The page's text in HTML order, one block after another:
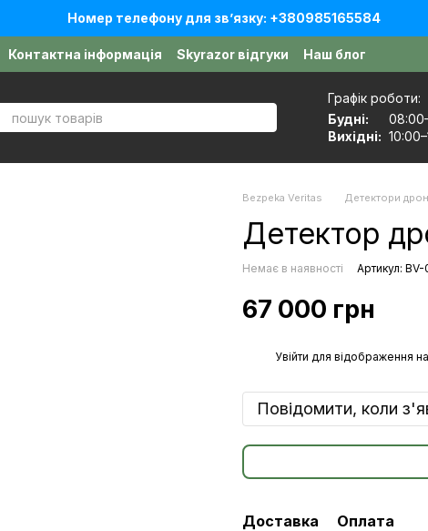
Номер телефону для звʼязку: +380985165584
Контактна інформація Skyrazor відгуки
Наш блог
Договір публічної оферти
Графік роботи:
Будні:
Вихідні:
Bezpeka Veritas Детектори
Детектор
Немає в наявності Артикул:
67 000 грн
Увійти для відображення
Повідомити, коли
Доставка Оплата